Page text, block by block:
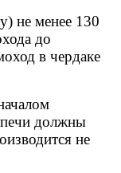
не менее 130
до
в чердаке
должны
не